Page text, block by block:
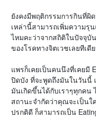
ยังคงมีพฤติกรรมการกินที่ผิ
เหล่านี้สามารถเพิ่มความรุ
ไหมคะว่าจากสถิติในปัจจุบั
ของโรคทางจิตเวชเลยทีเดี
แพรก็เคยเป็นคนนึงที่เคยมี
ปิดบัง ที่จะพูดถึงมันในวันนี้
มันเกิดขึ้นได้กับเราๆทุกคน
สถานะจำกัดว่าคุณจะเป็นใ
ปรกติดี ก็สามารถเป็น